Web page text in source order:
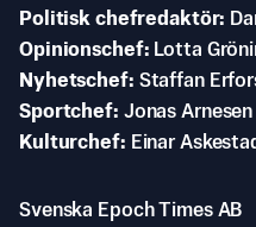
Politisk chefredaktör
Opinionschef
Lotta
Nyhetschef Staffan
Sportchef Jonas Arnesen
Kulturchef
Einar
Svenska Epoch Times AB